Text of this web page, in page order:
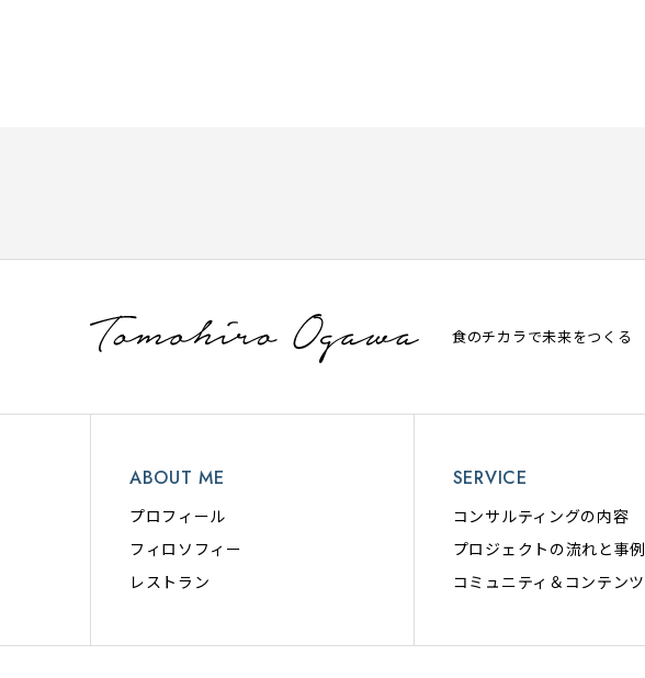
食のチカラで未来をつくる
ABOUT ME
プロフィール
フィロソフィー
レストラン
SERVICE
コンサルティングの内容
プロジェクトの流れと事例
コミュニティ＆コンテンツ